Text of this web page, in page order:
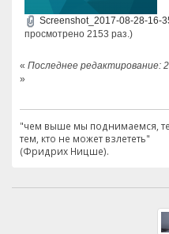
Screenshot_2017-08-28-16-
просмотрено 2153 раз.)
« Последнее редактирование:
»
"чем выше мы поднимаемся,
тем, кто не может взлететь"
(Фридрих Ницше).